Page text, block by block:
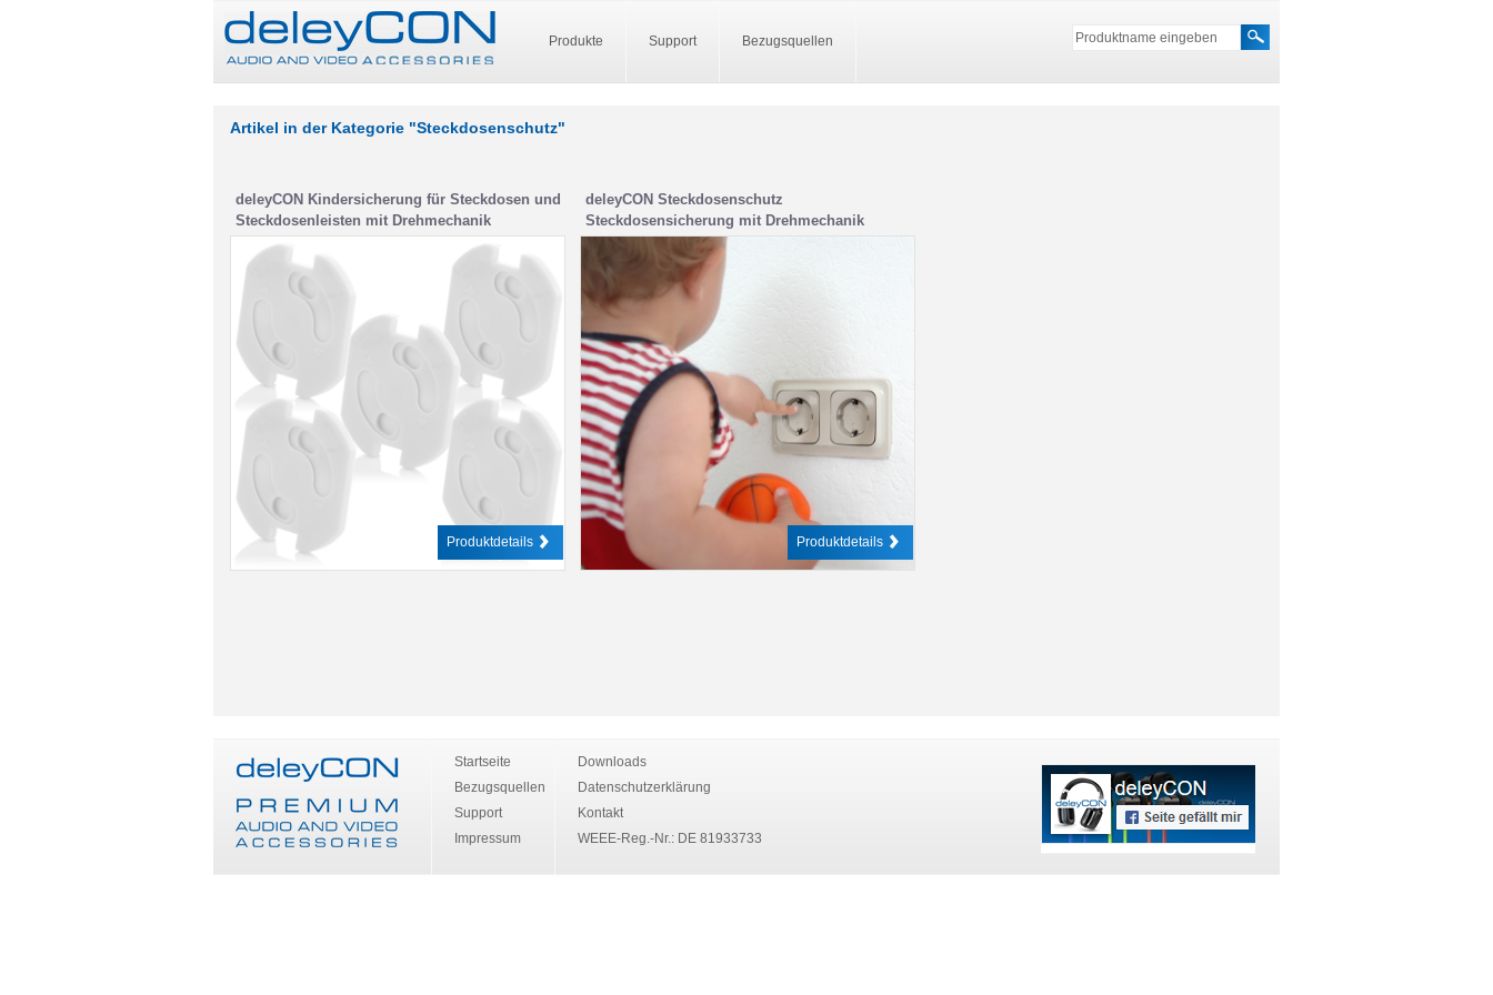
Produkte Support Bezugsquellen
Artikel in der Kategorie "Steckdosenschutz"
deleyCON Kindersicherung für Steckdosen und
Steckdosenleisten mit Drehmechanik
Kinderschutz Steckdosenschutz
Steckdosensicherung
Produktdetails
deleyCON Steckdosenschutz
Steckdosensicherung mit Drehmechanik
Produktdetails
Startseite
Bezugsquellen
Support
Impressum
Downloads
Datenschutzerklärung
Kontakt
WEEE-Reg.-Nr.: DE 81933733